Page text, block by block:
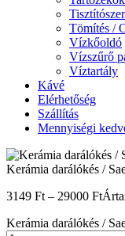
Tömítés /
Vízkőoldó
Vízszűrő
Víztartály
Kávé
Elérhetőség
Szállítás
Mennyiségi
Kerámia darálókés /
3149 Ft – 29000 Ft
Kerámia darálókés /